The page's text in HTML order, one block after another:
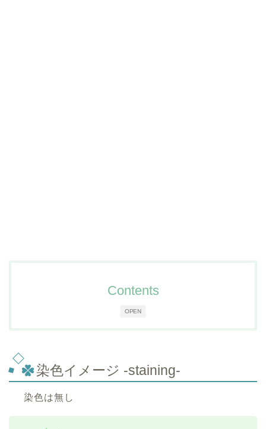
OPEN
Contents
染色イメージ -staining-
染色は無し